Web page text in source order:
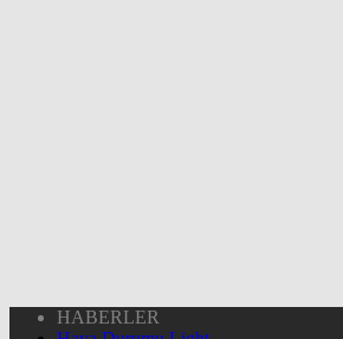
HABERLER